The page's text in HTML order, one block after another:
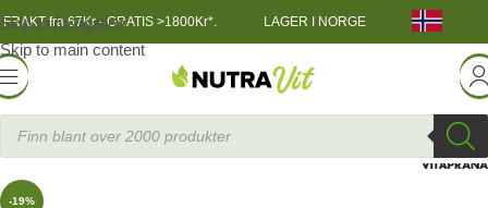
Skip to navigation
Skip to main content
FRAKT fra 67Kr - GRATIS >1800Kr*. LAGER I NORGE
Helsekost»Multimineral Premium, 100 caps
-19%